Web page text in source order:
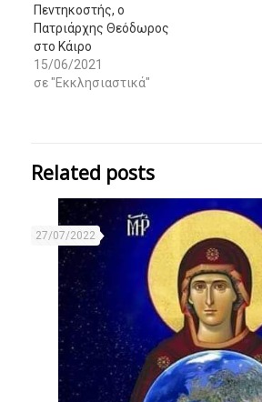
Πεντηκοστής, ο
Πατριάρχης Θεόδωρος
στο Κάιρο
15/06/2021
σε "Εκκλησιαστικά"
Related posts
27/07/2022